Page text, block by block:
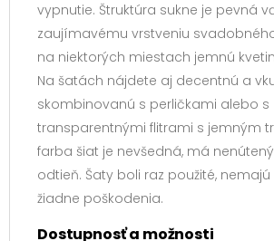
vypnutie. Štruktúra sukne je pevná
zaujímavému vrstveniu
na niektorých miestach jemnú
Na šatách nájdete aj decentnú a
skombinovanú s perličkami alebo s
transparentnými flitrami s jemným
farba šiat je nevšedná, má
odtieň. Šaty boli raz použité,
žiadne poškodenia.
Dostupnosť a možnosti